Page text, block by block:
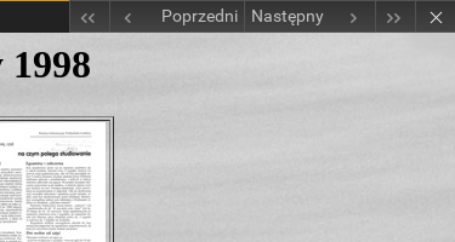
Poprzedni Następny